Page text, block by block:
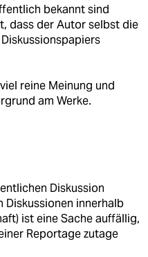
bekannt sind
dass der Autor selbst die
reine Meinung und
am Werke.
Diskussion
Diskussionen innerhalb
ist eine Sache auffällig,
Reportage zutage